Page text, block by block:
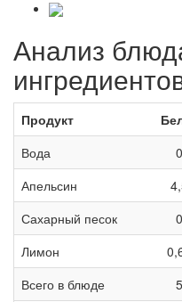
Анализ
Продукт
Вода
0
Апельсин
Сахарный песок
0
Лимон
Всего в блюде
5